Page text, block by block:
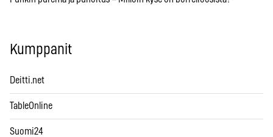
Kumppanit
Deitti.net
TableOnline
Suomi24